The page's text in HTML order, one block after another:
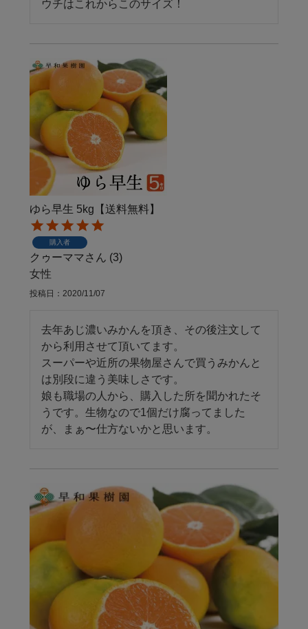
ウチはこれからこのサイズ！
ゆら早生 5kg【送料無料】
購入者
クゥーママ
3
女性
投稿日 2020/11/07
去年あじ濃いみかんを頂き、その後注文して
から利用させて頂いてます。
スーパーや近所の果物屋さんで買うみかんと
は別段に違う美味しさです。
娘も職場の人から、購入した所を聞かれたそ
うです。生物なので1個だけ腐ってました
が、まぁ〜仕方ないかと思います。